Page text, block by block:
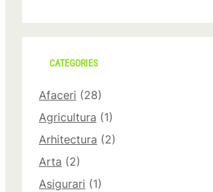
CATEGORIES
Afaceri (28)
Agricultura (1)
Arhitectura (2)
Arta (2)
Asigurari (1)